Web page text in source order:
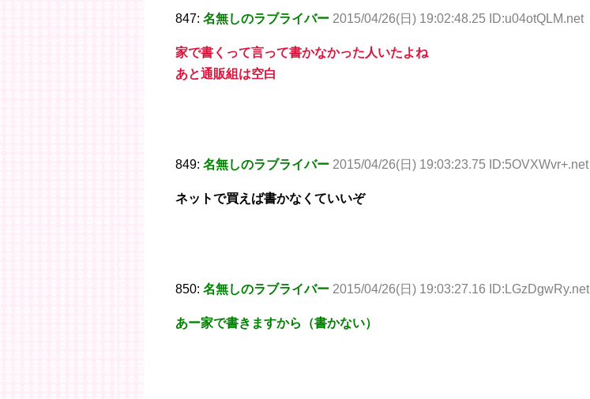
847: 名無しのラブライバー 2015/04/26(日) 19:02:48.25 ID:u04otQLM.net
家で書くって言って書かなかった人いたよね
あと通販組は空白
849: 名無しのラブライバー 2015/04/26(日) 19:03:23.75 ID:5OVXWvr+.net
ネットで買えば書かなくていいぞ
850: 名無しのラブライバー 2015/04/26(日) 19:03:27.16 ID:LGzDgwRy.net
あー家で書きますから（書かない）